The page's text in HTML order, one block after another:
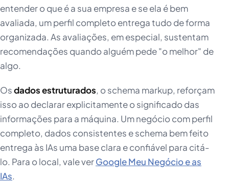
entender o que é a sua empresa e se ela é bem
avaliada, um perfil completo entrega tudo de forma
organizada. As avaliações, em especial, sustentam
recomendações quando alguém pede "o melhor" de
algo.
Osdados estruturados, o schema markup, reforçam
isso ao declarar explicitamente o significado das
informações para a máquina. Um negócio com perfil
completo, dados consistentes e schema bem feito
entrega às IAs uma base clara e confiável para citá-
lo. Para o local, vale verGoogle Meu Negócio e as
IAs.